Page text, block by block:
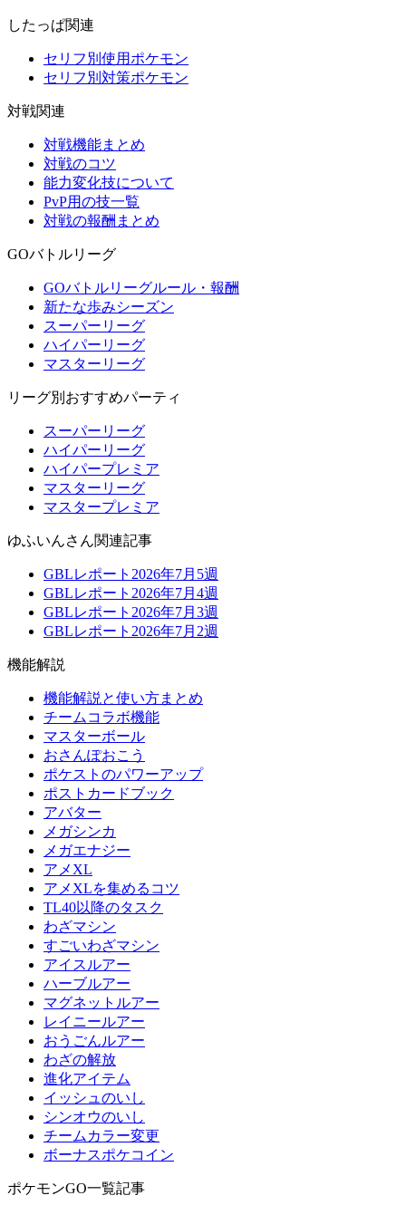
したっぱ関連
セリフ別使用ポケモン
セリフ別対策ポケモン
対戦関連
対戦機能まとめ
対戦のコツ
能力変化技について
PvP用の技一覧
対戦の報酬まとめ
GOバトルリーグ
GOバトルリーグルール・報酬
新たな歩みシーズン
スーパーリーグ
ハイパーリーグ
マスターリーグ
リーグ別おすすめパーティ
スーパーリーグ
ハイパーリーグ
ハイパープレミア
マスターリーグ
マスタープレミア
ゆふいんさん関連記事
GBLレポート2026年7月5週
GBLレポート2026年7月4週
GBLレポート2026年7月3週
GBLレポート2026年7月2週
機能解説
機能解説と使い方まとめ
チームコラボ機能
マスターボール
おさんぽおこう
ポケストのパワーアップ
ポストカードブック
アバター
メガシンカ
メガエナジー
アメXL
アメXLを集めるコツ
TL40以降のタスク
わざマシン
すごいわざマシン
アイスルアー
ハーブルアー
マグネットルアー
レイニールアー
おうごんルアー
わざの解放
進化アイテム
イッシュのいし
シンオウのいし
チームカラー変更
ボーナスポケコイン
ポケモンGO一覧記事